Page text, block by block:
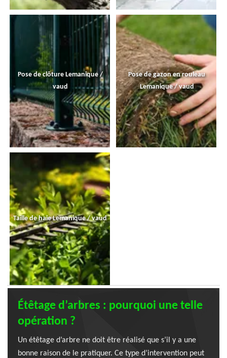
Pose de clôture Lemanique /
vaud
Pose de gazon en rouleau
Lemanique / vaud
Taille de haie Lemanique / vaud
Étêtage d’arbres : pourquoi une telle
opération ?
Un étêtage d’arbre ne doit être réalisé que s’il y a une
bonne raison de le pratiquer. Ce type d’intervention peut